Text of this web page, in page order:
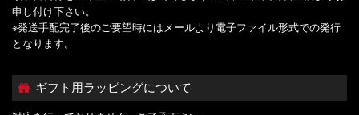
申し付け下さい。
※発送手配完了後のご要望時にはメールより電子ファイル形式での発行
となります。
ギフト用ラッピングについて